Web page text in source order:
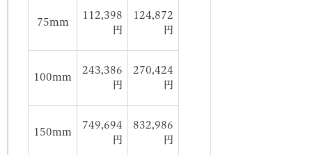
75mm
112,398
円
124,872
円
100mm
243,386
円
270,424
円
150mm
749,694
円
832,986
円